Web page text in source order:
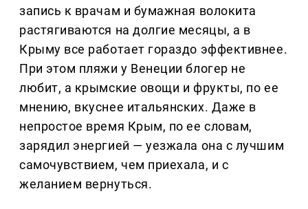
запись к врачам и бумажная волокита
растягиваются на долгие месяцы, а в
Крыму все работает гораздо эффективнее.
При этом пляжи у Венеции блогер не
любит, а крымские овощи и фрукты, по ее
мнению, вкуснее итальянских. Даже в
непростое время Крым, по ее словам,
зарядил энергией — уезжала она с лучшим
самочувствием, чем приехала, и с
желанием вернуться.